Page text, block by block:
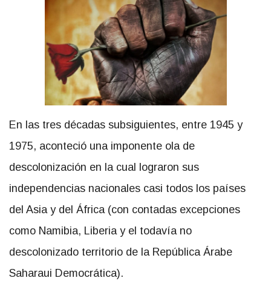
En las tres décadas subsiguientes, entre 1945 y
1975, aconteció una imponente ola de
descolonización en la cual lograron sus
independencias nacionales casi todos los países
del Asia y del África (con contadas excepciones
como Namibia, Liberia y el todavía no
descolonizado territorio de la República Árabe
Saharaui Democrática).